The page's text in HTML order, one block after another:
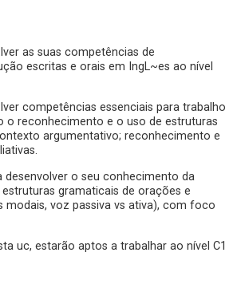
as suas competências de
escritas e orais em IngL~es ao nível
competências essenciais para trabalho
o reconhecimento e o uso de estruturas
argumentativo; reconhecimento e
desenvolver o seu conhecimento da
gramaticais de orações e
modais, voz passiva vs ativa), com foco
uc, estarão aptos a trabalhar ao nível C1